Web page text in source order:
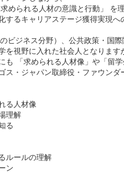
められる人材の意識と行動」 を理
するキャリアステージ獲得実現へ
ビジネス分野）、公共政策・国際
を視野に入れた社会人となります
も 「求められる人材像」や「留学
ス・ジャパン取締役・ファウンダ
る人材像
理解
る
ルールの理解
ン